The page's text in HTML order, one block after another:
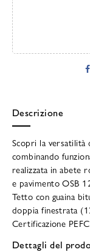
Descrizione
Scopri la versatilità
combinando
realizzata in abete
e pavimento OSB
Tetto con guaina
doppia finestrata
Certificazione
Dettagli del